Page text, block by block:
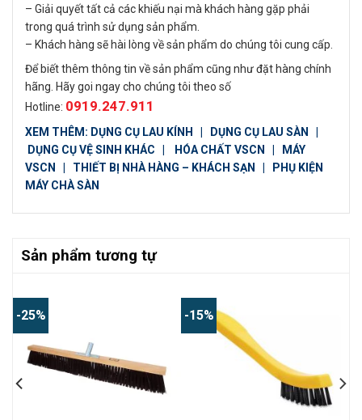
– Giải quyết tất cả các khiếu nại mà khách hàng gặp phải
trong quá trình sử dụng sản phẩm.
– Khách hàng sẽ hài lòng về sản phẩm do chúng tôi cung cấp.
Để biết thêm thông tin về sản phẩm cũng như đặt hàng chính
hãng. Hãy goi ngay cho chúng tôi theo số
Hotline: 0919.247.911
XEM THÊM: DỤNG CỤ LAU KÍNH | DỤNG CỤ LAU SÀN
|
DỤNG CỤ VỆ SINH KHÁC | HÓA CHẤT VSCN | MÁY
VSCN | THIẾT BỊ NHÀ HÀNG – KHÁCH SẠN | PHỤ KIỆN
MÁY CHÀ SÀN
Sản phẩm tương tự
-25% -15%